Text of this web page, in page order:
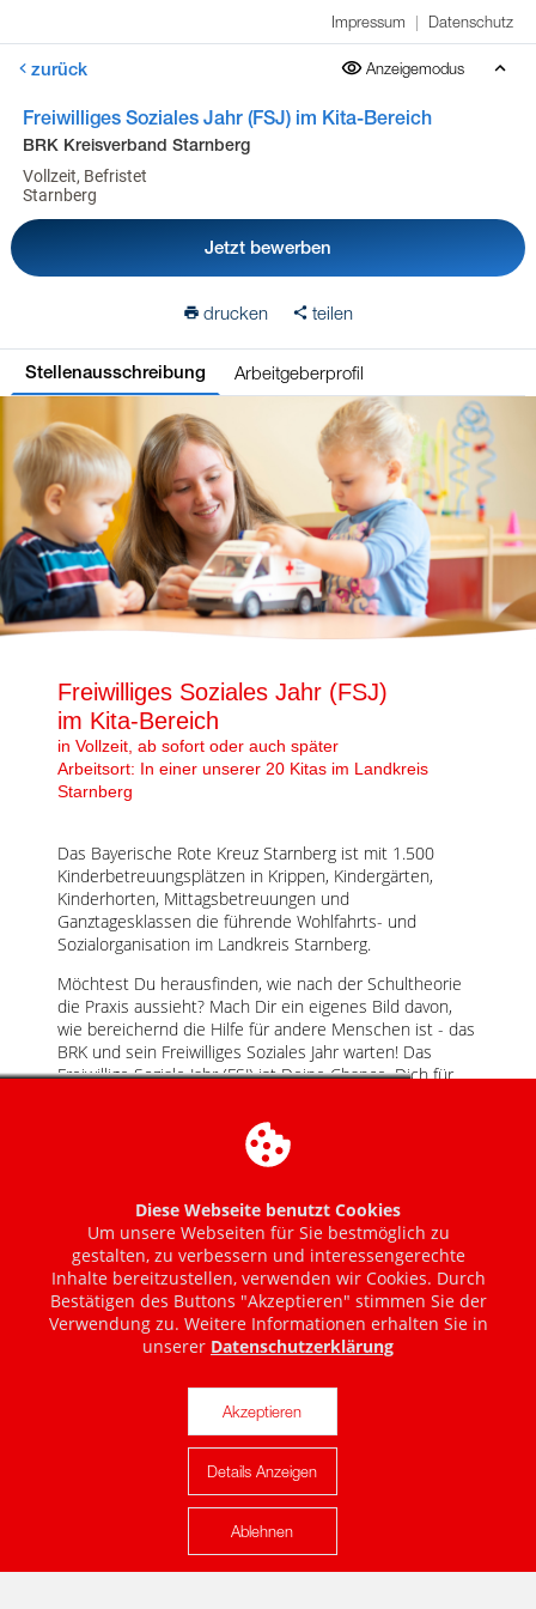
Impressum | Datenschutz
zurück Anzeigemodus
Freiwilliges Soziales Jahr (FSJ) im Kita-Bereich
BRK Kreisverband Starnberg
Vollzeit, Befristet
Starnberg
Jetzt bewerben
drucken teilen
Stellenausschreibung Arbeitgeberprofil
Karte anzeigen
Diese Webseite benutzt Cookies
Um unsere Webseiten für Sie bestmöglich zu
gestalten, zu verbessern und interessengerechte
Inhalte bereitzustellen, verwenden wir Cookies. Durch
Bestätigen des Buttons "Akzeptieren" stimmen Sie der
Verwendung zu. Weitere Informationen erhalten Sie in
unserer Datenschutzerklärung
Akzeptieren
Details Anzeigen
Ablehnen